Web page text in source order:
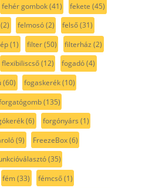
fehér gombok(41) fekete (45)
(2) felmosó(2) felső(31)
(1) filter(50) filterház (2)
flexibiliscső(12) fogadó(4)
(60) fogaskerék(10)
(135)
(6) forgónyárs (1)
(9) FreezeBox(6)
(35)
fém(33) fémcső(1)